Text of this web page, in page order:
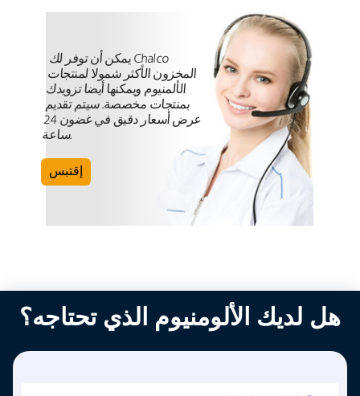
يمكن أن توفر لك Chalco
المخزون الأكثر شمولا لمنتجات
الألمنيوم ويمكنها أيضا تزويدك
بمنتجات مخصصة. سيتم تقديم
عرض أسعار دقيق في غضون 24
ساعة.
إقتبس
هل لديك الألومنيوم الذي تحتاجه؟